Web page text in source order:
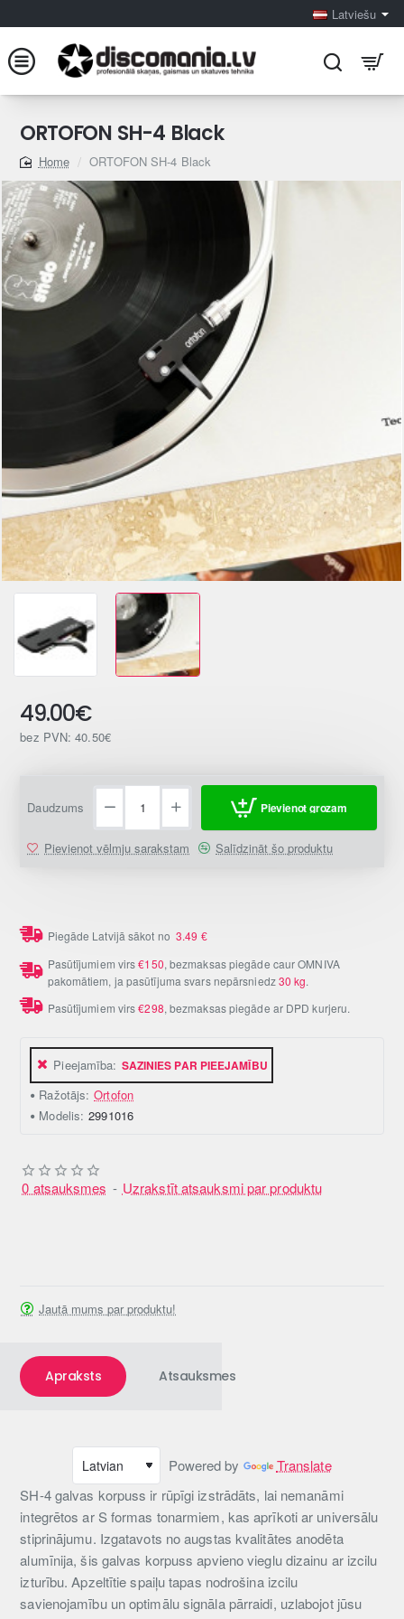
Latviešu
ORTOFON SH-4 Black
home
ORTOFON SH-4 Black
Pieejamība: SAZINIES PAR PIEEJAMĪBU
Ražotājs: Ortofon
Modelis: 2991016
0 atsauksmes - Uzrakstīt atsauksmi par produktu
49.00€
bez PVN: 40.50€
Daudzums Pievienot grozam
Pievienot vēlmju sarakstam Salīdzināt šo produktu
Piegāde Latvijā sākot no3.49 €
Pasūtījumiem virs€150, bezmaksas piegāde caur OMNIVA
pakomātiem, ja pasūtījuma svars nepārsniedz30 kg.
Pasūtījumiem virs€298, bezmaksas piegāde ar DPD kurjeru.
Jautā mums par produktu!
Apraksts Atsauksmes
Powered by
Translate
SH-4 galvas korpuss ir rūpīgi izstrādāts, lai nemanāmi
integrētos ar S formas tonarmiem, kas aprīkoti ar universālu
stiprinājumu. Izgatavots no augstas kvalitātes anodēta
alumīnija, šis galvas korpuss apvieno vieglu dizainu ar izcilu
izturību. Apzeltītie spaiļu tapas nodrošina izcilu
savienojamību un optimālu signāla pārraidi, uzlabojot jūsu